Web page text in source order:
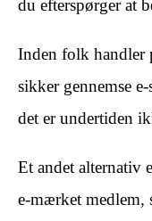
du efterspørger at
Inden folk handler
sikker gennemse
det er undertiden
Et andet alternativ
e-mærket medlem,